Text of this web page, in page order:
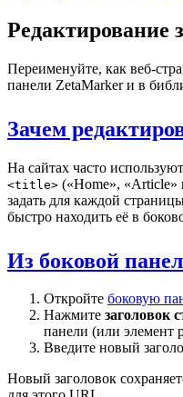
Редактирование
Переименуйте, как веб-
панели ZetaMarker и в
Зачем
На сайтах часто
<title> («Home», «Article»
задать для каждой
быстро находить её в
Из боковой
Откройте боковую
Нажмите заголовок
панели (или элемент
Введите новый
Новый заголовок